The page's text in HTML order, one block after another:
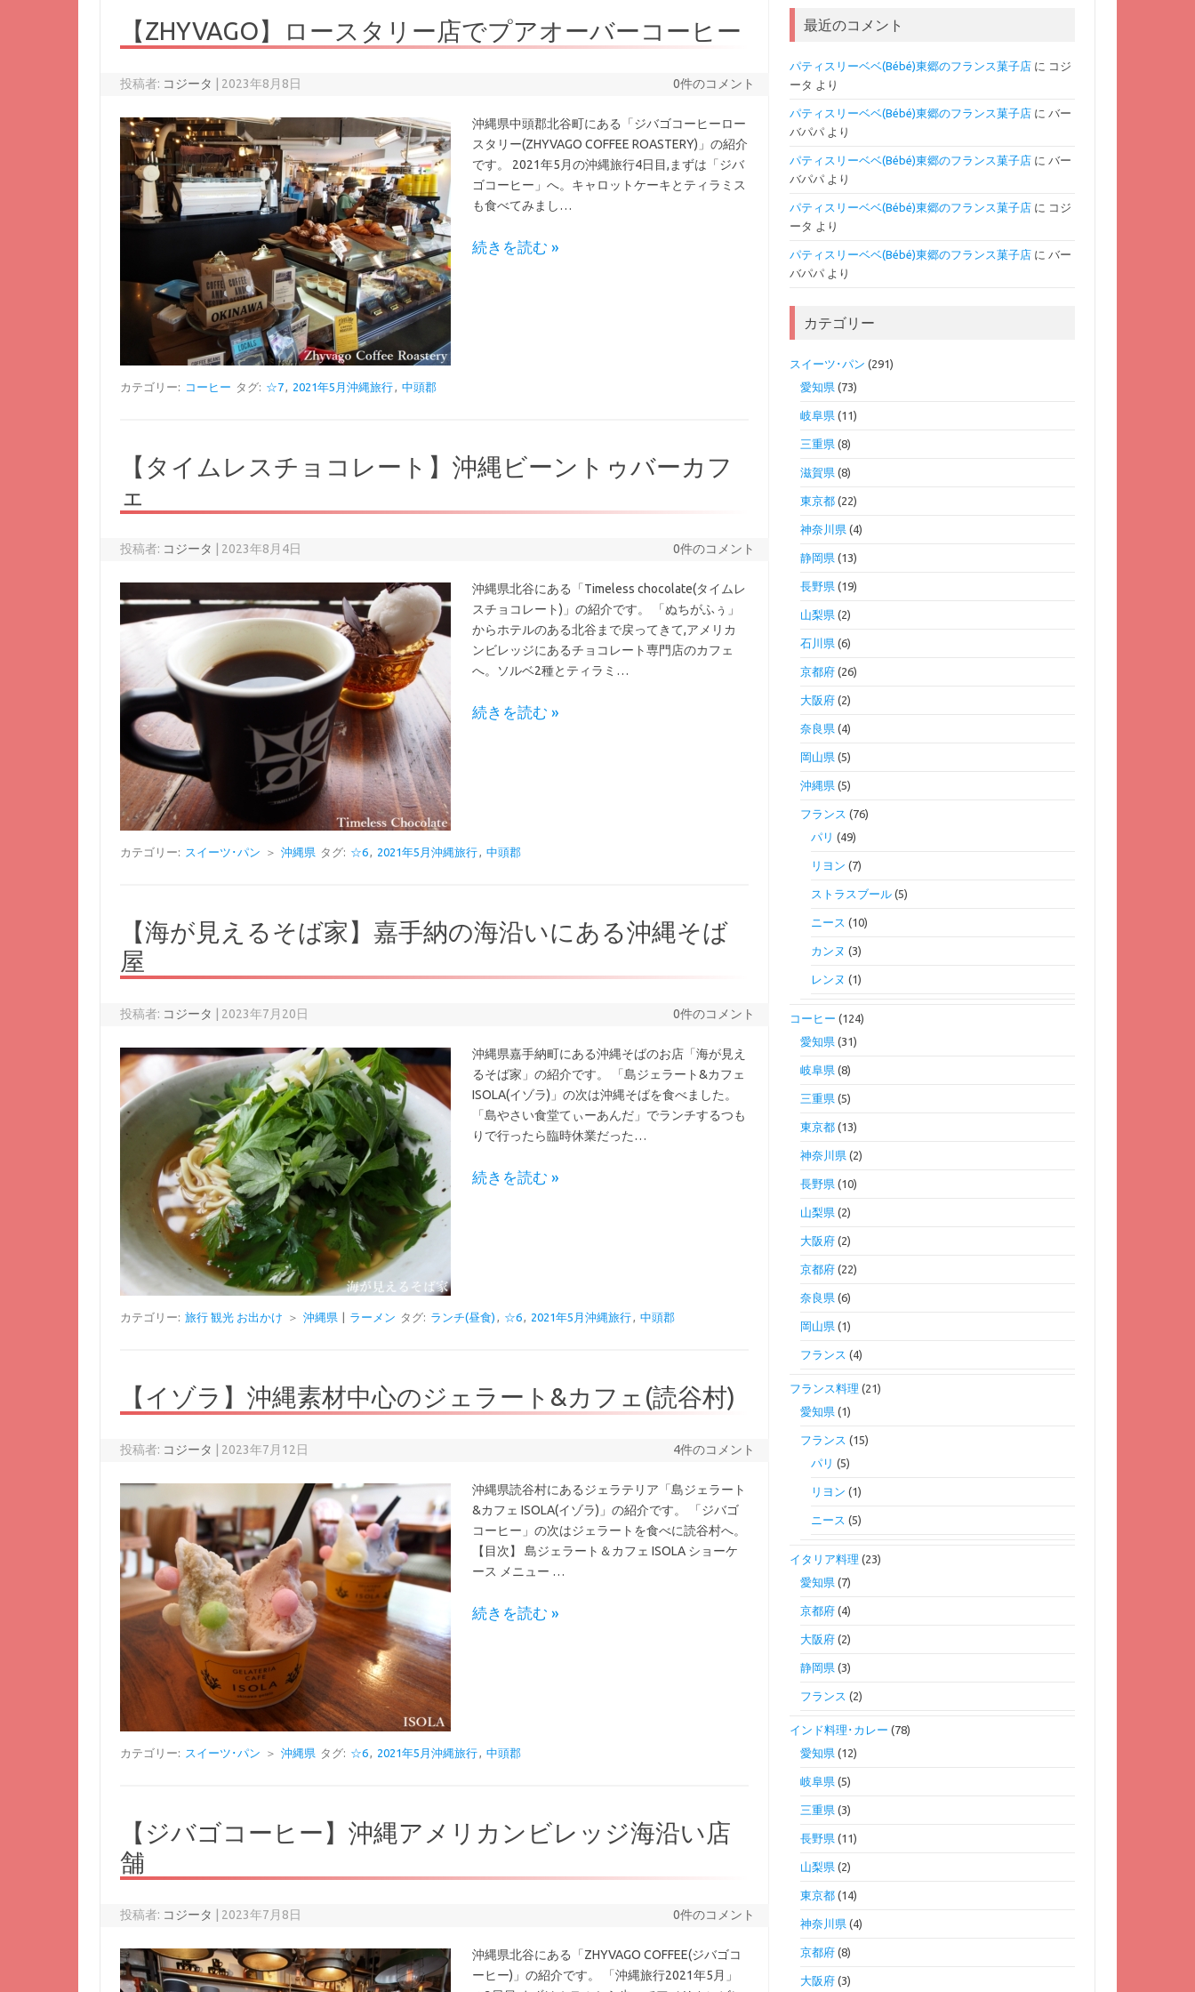
【ZHYVAGO】ロースタリー店でプアオーバーコーヒー
投稿者: コジータ 2023年8月8日 0件のコメント
沖縄県中頭郡北谷町にある「ジバゴコーヒーロー
スタリー(ZHYVAGO COFFEE ROASTERY)」の紹介
です。 2021年5月の沖縄旅行4日目,まずは「ジバ
ゴコーヒー」へ。キャロットケーキとティラミス
も食べてみまし…
続きを読む »
カテゴリー: コーヒー タグ: ☆7, 2021年5月沖縄旅行, 中頭郡
【タイムレスチョコレート】沖縄ビーントゥバーカフ
ェ
投稿者: コジータ 2023年8月4日 0件のコメント
沖縄県北谷にある「Timeless chocolate(タイムレ
スチョコレート)」の紹介です。 「ぬちがふぅ」
からホテルのある北谷まで戻ってきて,アメリカ
ンビレッジにあるチョコレート専門店のカフェ
へ。ソルベ2種とティラミ…
続きを読む »
カテゴリー: スイーツ･パン ＞ 沖縄県 タグ: ☆6, 2021年5月沖縄旅行, 中頭郡
【海が見えるそば家】嘉手納の海沿いにある沖縄そば
屋
投稿者: コジータ 2023年7月20日 0件のコメント
沖縄県嘉手納町にある沖縄そばのお店「海が見え
るそば家」の紹介です。 「島ジェラート&カフェ
ISOLA(イゾラ)」の次は沖縄そばを食べました。
「島やさい食堂てぃーあんだ」でランチするつも
りで行ったら臨時休業だった…
続きを読む »
カテゴリー: 旅行 観光 お出かけ ＞ 沖縄県 ラーメン タグ: ランチ(昼食) , ☆6, 2021年5月沖縄旅行, 中頭郡
【イゾラ】沖縄素材中心のジェラート&カフェ(読谷村)
投稿者: コジータ 2023年7月12日 4件のコメント
沖縄県読谷村にあるジェラテリア「島ジェラート
&カフェ ISOLA(イゾラ)」の紹介です。 「ジバゴ
コーヒー」の次はジェラートを食べに読谷村へ。
【目次】 島ジェラート＆カフェ ISOLA ショーケ
ース メニュー …
続きを読む »
カテゴリー: スイーツ･パン ＞ 沖縄県 タグ: ☆6, 2021年5月沖縄旅行, 中頭郡
【ジバゴコーヒー】沖縄アメリカンビレッジ海沿い店
舗
投稿者: コジータ 2023年7月8日 0件のコメント
沖縄県北谷にある「ZHYVAGO COFFEE(ジバゴコ
ーヒー)」の紹介です。 「沖縄旅行2021年5月」
最近のコメント
パティスリーベベ(Bébé)東郷のフランス菓子店に コジ
ータ より
パティスリーベベ(Bébé)東郷のフランス菓子店に バー
バパパより
パティスリーベベ(Bébé)東郷のフランス菓子店に バー
バパパより
パティスリーベベ(Bébé)東郷のフランス菓子店に コジ
ータ より
パティスリーベベ(Bébé)東郷のフランス菓子店に バー
バパパより
カテゴリー
スイーツ･パン (291)
愛知県(73)
岐阜県(11)
三重県(8)
滋賀県(8)
東京都(22)
神奈川県(4)
静岡県(13)
長野県(19)
山梨県(2)
石川県(6)
京都府(26)
大阪府(2)
奈良県(4)
岡山県(5)
沖縄県(5)
フランス (76)
パリ (49)
リヨン (7)
ストラスブール(5)
ニース (10)
カンヌ (3)
レンヌ (1)
コーヒー (124)
愛知県(31)
岐阜県(8)
三重県(5)
東京都(13)
神奈川県(2)
長野県(10)
山梨県(2)
大阪府(2)
京都府(22)
奈良県(6)
岡山県(1)
フランス (4)
フランス料理 (21)
愛知県(1)
フランス (15)
パリ (5)
リヨン (1)
ニース (5)
イタリア料理 (23)
愛知県(7)
京都府(4)
大阪府(2)
静岡県(3)
フランス (2)
インド料理･カレー (78)
愛知県(12)
岐阜県(5)
三重県(3)
長野県(11)
山梨県(2)
東京都(14)
神奈川県(4)
京都府(8)
大阪府(3)